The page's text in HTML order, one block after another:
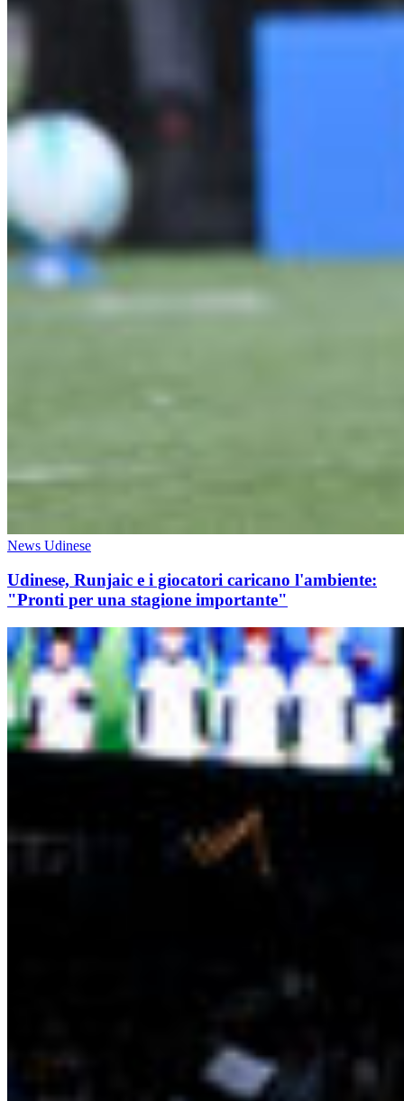
News Udinese
Udinese, Runjaic e i giocatori caricano l'ambiente:
"Pronti per una stagione importante"